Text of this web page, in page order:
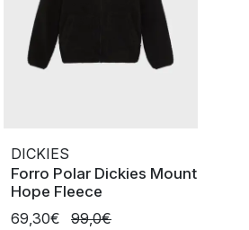
DICKIES
Forro Polar Dickies Mount
Hope Fleece
69,30€
99,0€